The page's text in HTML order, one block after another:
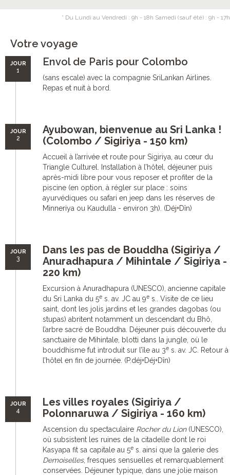
* Du Lundi au Vendredi : 9h - 18h Samedi (sauf été) : 9h - 17h
Votre voyage
JOUR
1
Envol de Paris pour Colombo
(sans escale) avec la compagnie SriLankan Airlines.
Repas et nuit à bord.
JOUR
2
Ayubowan, bienvenue au Sri Lanka !
(Colombo / Sigiriya - 150 km)
Accueil à l’arrivée et route pour Sigiriya, au cœur du
Triangle Culturel. Installation à l’hôtel, déjeuner puis
après-midi libre pour vous reposer et profiter de la
piscine (en option, à régler sur place : soins
ayurvédiques ou safari en jeep dans les réserves de
Minneriya ou Kaudulla - environ 3h). (Déj+Dîn)
JOUR
3
Dans les pas de Bouddha (Sigiriya /
Anuradhapura / Mihintale / Sigiriya -
220 km)
Excursion à Anuradhapura (UNESCO), ancienne capitale
du Sri Lanka du 5e s. av. JC au 9e s.. Visite de ce lieu
saint, dont les jolis jardins et les grandes dagobas (ou
stupas) abritent notamment un descendant du Bhô,
l’arbre sacré de Bouddha. Déjeuner puis découverte du
sanctuaire de Mihintale, blotti dans la jungle, où le
bouddhisme fut introduit sur l’île au 3e s. av. JC. Retour à
l’hôtel en fin de journée. (P.déj+Déj+Dîn)
JOUR
4
Les villes royales (Sigiriya /
Polonnaruwa / Sigiriya - 160 km)
Ascension du spectaculaire Rocher du Lion(UNESCO),
où subsistent les ruines de la citadelle dont le roi
Kasyapa fit sa capitale au 5e s. ainsi que la galerie des
Demoiselles, fresques sensuelles et remarquablement
conservées. Déjeuner typique, dans une jolie maison